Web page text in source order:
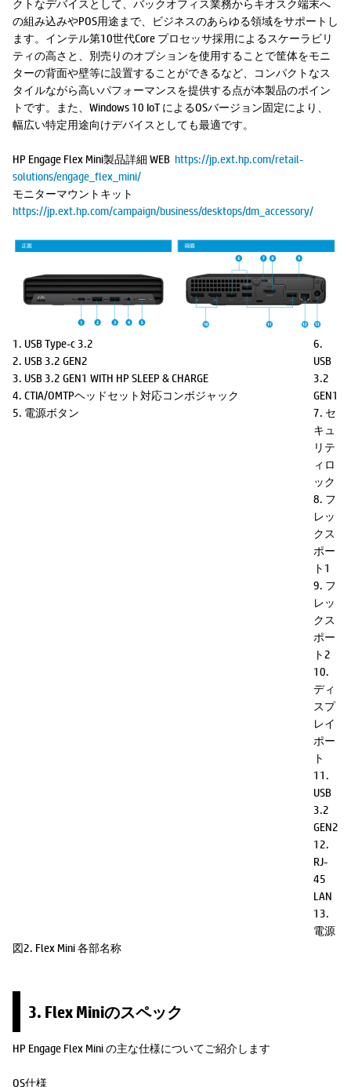
クトなデバイスとして、バックオフィス業務からキオスク端末へ
の組み込みやPOS用途まで、ビジネスのあらゆる領域をサポートし
ます。インテル第10世代Core プロセッサ採用によるスケーラビリ
ティの高さと、別売りのオプションを使用することで筐体をモニ
ターの背面や壁等に設置することができるなど、コンパクトなス
タイルながら高いパフォーマンスを提供する点が本製品のポイン
トです。また、Windows 10 IoT によるOSバージョン固定により、
幅広い特定用途向けデバイスとしても最適です。
HP Engage Flex Mini製品詳細 WEB https://jp.ext.hp.com/retail-
solutions/engage_flex_mini/
モニターマウントキット
https://jp.ext.hp.com/campaign/business/desktops/dm_accessory/
1. USB Type-c 3.2
2. USB 3.2 GEN2
3. USB 3.2 GEN1 WITH HP SLEEP & CHARGE
4. CTIA/OMTPヘッドセット対応コンボジャック
5. 電源ボタン
6.
USB
3.2
GEN1
7. セ
キュ
リテ
ィロ
ック
8. フ
レッ
クス
ポー
ト1
9. フ
レッ
クス
ポー
ト2
10.
ディ
スプ
レイ
ポー
ト
11.
USB
3.2
GEN2
12.
RJ-
45
LAN
13.
電源
図2. Flex Mini 各部名称
3. Flex Miniのスペック
HP Engage Flex Mini の主な仕様についてご紹介します
OS仕様